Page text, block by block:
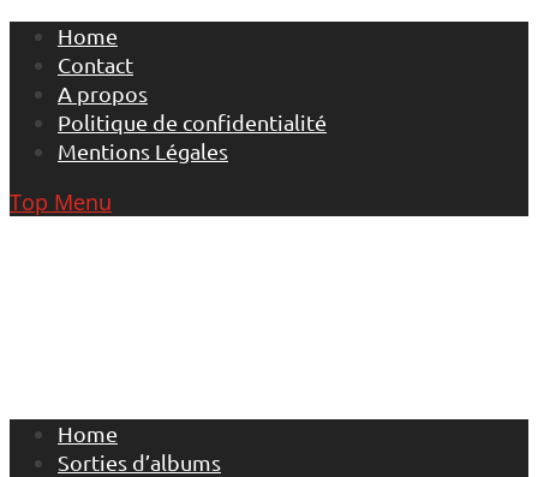
Skip
content
Home
Contact
A propos
Politique de confidentialité
Mentions Légales
Top Menu
Home
Sorties d’albums